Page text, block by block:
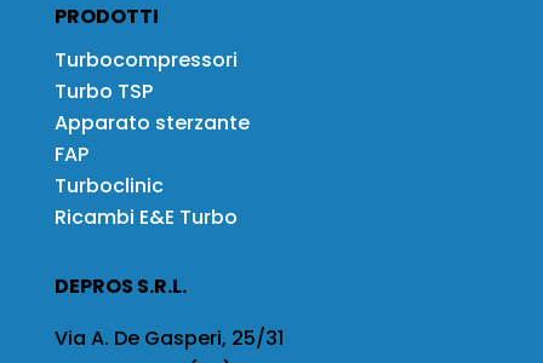
PRODOTTI
Turbocompressori
Turbo TSP
Apparato sterzante
FAP
Turboclinic
Ricambi E&E Turbo
DEPROS S.R.L.
Via A. De Gasperi, 25/31